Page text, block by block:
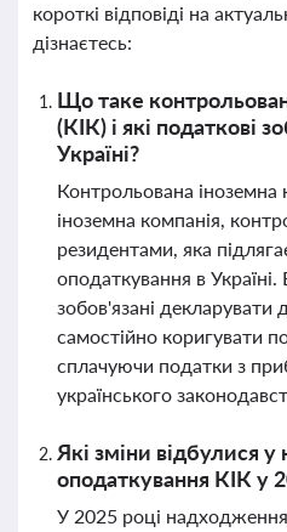
короткі відповіді на
дізнаєтесь:
Що таке
(КІК) і які податкові
Україні?
Контрольована
іноземна компанія,
резидентами, яка
оподаткування в
зобов'язані декларувати
самостійно коригувати
сплачуючи податки з
українського
Які зміни відбулися
оподаткування КІК у
У 2025 році